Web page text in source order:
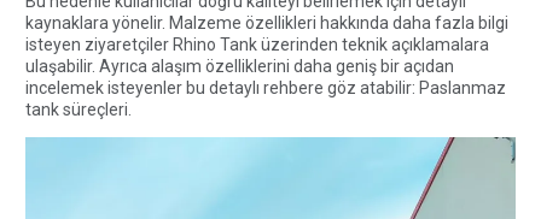
kaynaklara yönelir. Malzeme özellikleri hakkında daha fazla bilgi
isteyen ziyaretçiler Rhino Tanküzerinden teknik açıklamalara
ulaşabilir. Ayrıca alaşım özelliklerini daha geniş bir açıdan
incelemek isteyenler bu detaylı rehbere göz atabilir: Paslanmaz
tank süreçleri